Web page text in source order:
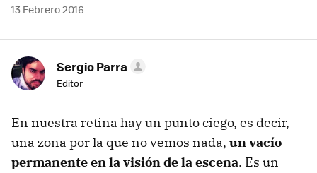
13 Febrero 2016
Sergio Parra
Editor
En nuestra retina hay un punto ciego, es decir,
una zona por la que no vemos nada, un vacío
permanente en la visión de la escena. Es un